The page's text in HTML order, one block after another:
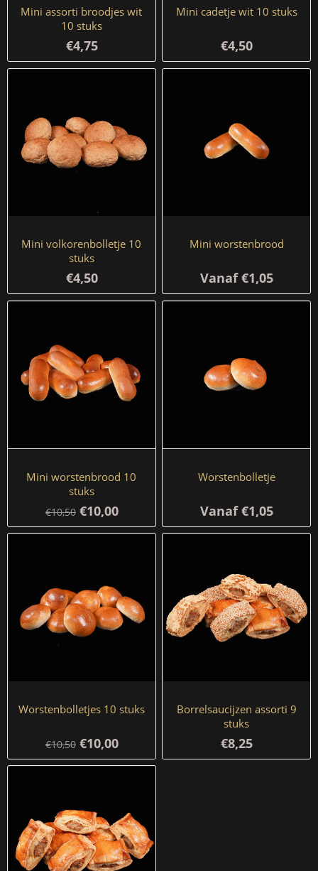
Mini assorti broodjes wit
10 stuks
€4,75
Mini cadetje wit 10 stuks
€4,50
Mini volkorenbolletje 10
stuks
€4,50
Mini worstenbrood
Vanaf €1,05
Mini worstenbrood 10
stuks
€10,50 €10,00
Worstenbolletje
Vanaf €1,05
Worstenbolletjes 10 stuks
€10,50 €10,00
Borrelsaucijzen assorti 9
stuks
€8,25